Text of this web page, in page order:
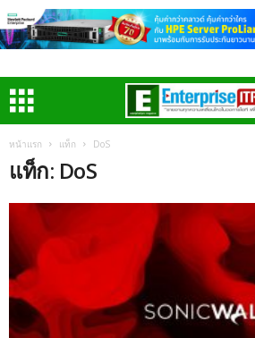
หน้าแรก แท็ก DoS
แท็ก: DoS